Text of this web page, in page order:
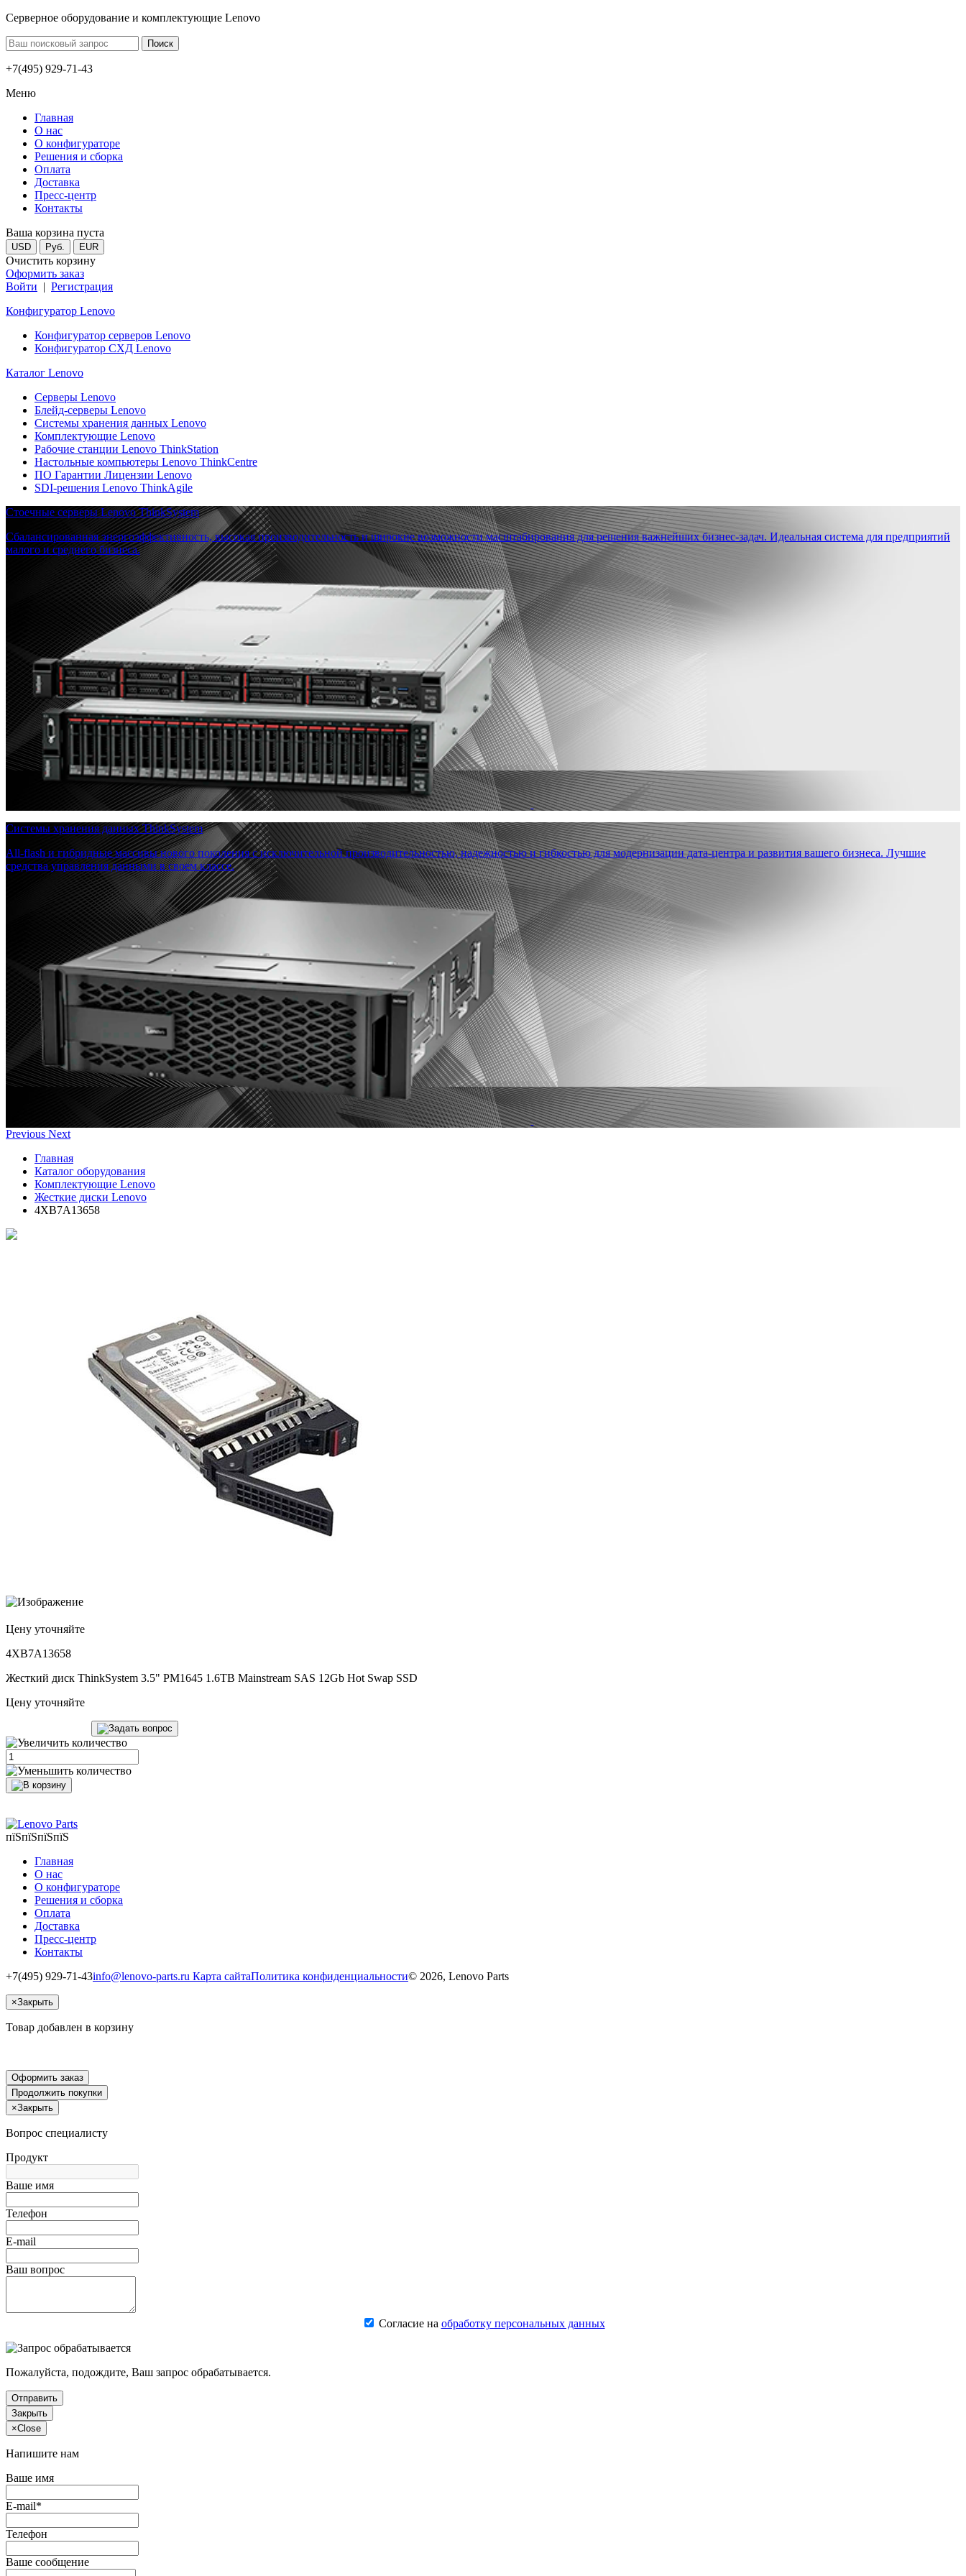
Серверное оборудование и комплектующие Lenovo
+7(495) 929-71-43
Меню
Главная
О нас
О конфигураторе
Решения и сборка
Оплата
Доставка
Пресс-центр
Контакты
Ваша корзина пуста
USD Руб. EUR
Очистить корзину
Оформить заказ
Войти | Регистрация
Конфигуратор Lenovo
Конфигуратор серверов Lenovo
Конфигуратор СХД Lenovo
Каталог Lenovo
Серверы Lenovo
Блейд-серверы Lenovo
Системы хранения данных Lenovo
Комплектующие Lenovo
Рабочие станции Lenovo ThinkStation
Настольные компьютеры Lenovo ThinkCentre
ПО Гарантии Лицензии Lenovo
SDI-решения Lenovo ThinkAgile
Стоечные серверы Lenovo ThinkSystem
Сбалансированная энергоэффективность, высокая производительность и широкие возможности масштабирования для решения важнейших бизнес-задач. Идеальная система для предприятий
малого и среднего бизнеса.
Системы хранения данных ThinkSystem
All-flash и гибридные массивы нового поколения с исключительной производительностью, надежностью и гибкостью для модернизации дата-центра и развития вашего бизнеса. Лучшие
средства управления данными в своем классе.
Previous Next
Главная
Каталог оборудования
Комплектующие Lenovo
Жесткие диски Lenovo
4XB7A13658
Цену уточняйте
4XB7A13658
Жесткий диск ThinkSystem 3.5" PM1645 1.6TB Mainstream SAS 12Gb Hot Swap SSD
Цену уточняйте
пїЅпїЅпїЅпїЅ
Главная
О нас
О конфигураторе
Решения и сборка
Оплата
Доставка
Пресс-центр
Контакты
+7(495) 929-71-43info@lenovo-parts.ru Карта сайтаПолитика конфиденциальности© 2026, Lenovo Parts
×Закрыть
Товар добавлен в корзину
Оформить заказ
Продолжить покупки
×Закрыть
Вопрос специалисту
Продукт
Ваше имя
Телефон
E-mail
Ваш вопрос
Согласие на обработку персональных данных
Пожалуйста, подождите, Ваш запрос обрабатывается.
Отправить
Закрыть
×Close
Напишите нам
Ваше имя
E-mail*
Телефон
Ваше сообщение